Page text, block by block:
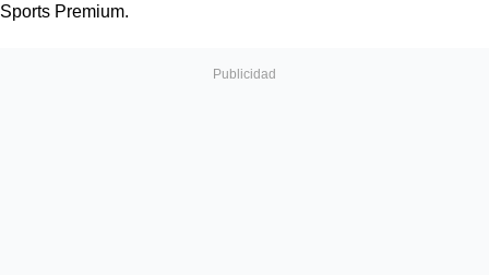
Sports Premium.